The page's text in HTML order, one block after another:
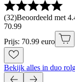
(32)Beoordeeld met
70.99
Prijs: 70.99 euro
Bekijk alles in duo